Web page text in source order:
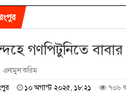
গণপিটুনিতে
এনামুল করিম
১০ অগাস্ট ২০২৫, ১৮:২১ ৭০৬